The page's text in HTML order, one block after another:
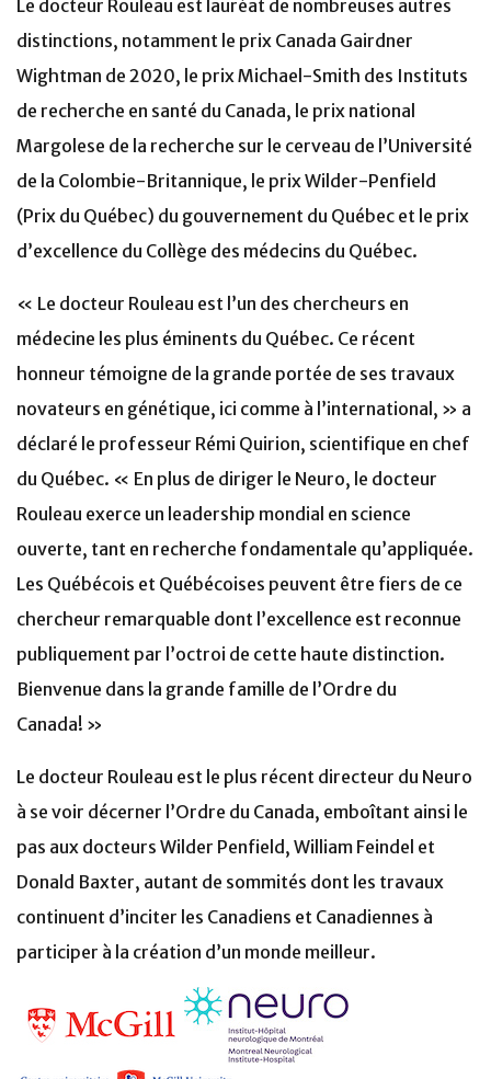
Le docteur Rouleau est lauréat de nombreuses autres
distinctions, notamment le prix Canada Gairdner
Wightman de 2020, le prix Michael-Smith des Instituts
de recherche en santé du Canada, le prix national
Margolese de la recherche sur le cerveau de l’Université
de la Colombie-Britannique, le prix Wilder-Penfield
(Prix du Québec) du gouvernement du Québec et le prix
d’excellence du Collège des médecins du Québec.
« Le docteur Rouleau est l’un des chercheurs en
médecine les plus éminents du Québec. Ce récent
honneur témoigne de la grande portée de ses travaux
novateurs en génétique, ici comme à l’international, » a
déclaré le professeur Rémi Quirion, scientifique en chef
du Québec. « En plus de diriger le Neuro, le docteur
Rouleau exerce un leadership mondial en science
ouverte, tant en recherche fondamentale qu’appliquée.
Les Québécois et Québécoises peuvent être fiers de ce
chercheur remarquable dont l’excellence est reconnue
publiquement par l’octroi de cette haute distinction.
Bienvenue dans la grande famille de l’Ordre du
Canada! »
Le docteur Rouleau est le plus récent directeur du Neuro
à se voir décerner l’Ordre du Canada, emboîtant ainsi le
pas aux docteurs Wilder Penfield, William Feindel et
Donald Baxter, autant de sommités dont les travaux
continuent d’inciter les Canadiens et Canadiennes à
participer à la création d’un monde meilleur.